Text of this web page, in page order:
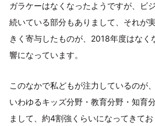
ガラケーはなくなったようですが、ビ
続いている部分もありまして、それが
きく寄与したものが、2018年度はなく
響になっています。
このなかで私どもが注力しているのが
いわゆるキッズ分野・教育分野・知育
まして、約4割強くらいになってきて